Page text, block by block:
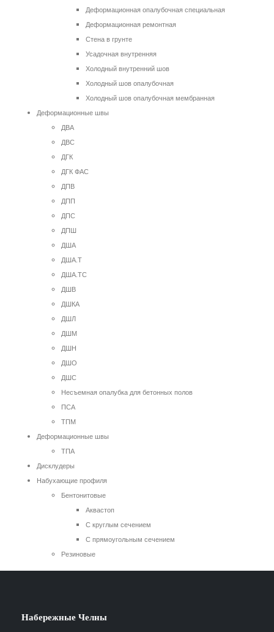
Деформационная опалубочная специальная
Деформационная ремонтная
Стена в грунте
Усадочная внутренняя
Холодный внутренний шов
Холодный шов опалубочная
Холодный шов опалубочная мембранная
Деформационные швы
ДВА
ДВС
ДГК
ДГК ФАС
ДПВ
ДПП
ДПС
ДПШ
ДША
ДША.Т
ДША.ТС
ДШВ
ДШКА
ДШЛ
ДШМ
ДШН
ДШО
ДШС
Несъемная опалубка для бетонных полов
ПСА
ТПМ
Деформационные швы
ТПА
Дисклудеры
Набухающие профиля
Бентонитовые
Аквастоп
С круглым сечением
С прямоугольным сечением
Резиновые
Набережные Челны